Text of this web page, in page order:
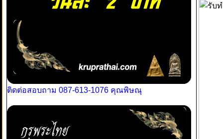
ติดต่อสอบถาม 087-613-1076 คุณพิษณุ